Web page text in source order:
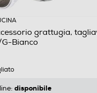
grattugia,
G-Bianco
disponibile